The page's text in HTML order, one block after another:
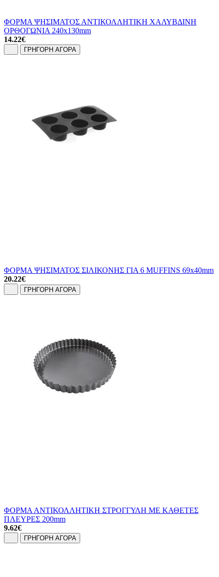
ΦΟΡΜΑ ΨΗΣΙΜΑΤΟΣ ΑΝΤΙΚΟΛΛΗΤΙΚΗ ΧΑΛΥΒΔΙΝΗ
ΟΡΘΟΓΩΝΙΑ 240x130mm
14.22€
ΓΡΗΓΟΡΗ ΑΓΟΡΑ
ΦΟΡΜΑ ΨΗΣΙΜΑΤΟΣ ΣΙΛΙΚΟΝΗΣ ΓΙΑ 6 MUFFINS 69x40mm
20.22€
ΓΡΗΓΟΡΗ ΑΓΟΡΑ
ΦΟΡΜΑ ΑΝΤΙΚΟΛΛΗΤΙΚΗ ΣΤΡΟΓΓΥΛΗ ΜΕ ΚΑΘΕΤΕΣ
ΠΛΕΥΡΕΣ 200mm
9.62€
ΓΡΗΓΟΡΗ ΑΓΟΡΑ